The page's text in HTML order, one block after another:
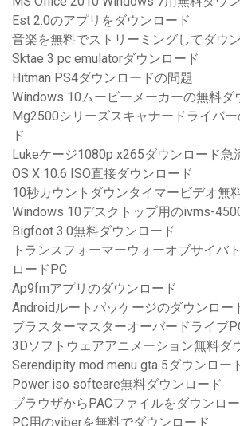
Est 2.0のアプリをダウンロード
音楽を無料でストリーミングしてダウ
Sktae 3 pc emulatorダウンロード
Hitman PS4ダウンロードの問題
Windows 10ムービーメーカーの無料ダ
Mg2500シリーズスキャナードライバ
ド
Lukeケージ1080p x265ダウンロード急
OS X 10.6 ISO直接ダウンロード
10秒カウントダウンタイマービデオ無
Windows 10デスクトップ用のivms-
Bigfoot 3.0無料ダウンロード
トランスフォーマーウォーオブサイバ
ロードPC
Ap9fmアプリのダウンロード
Androidルートパッケージのダウンロー
ブラスターマスターオーバードライブ
3Dソフトウェアアニメーション無料ダ
Serendipity mod menu gta 5ダウンロー
Power iso softeare無料ダウンロード
ブラウザからPACファイルをダウンロ
PC用のviberを無料でダウンロード